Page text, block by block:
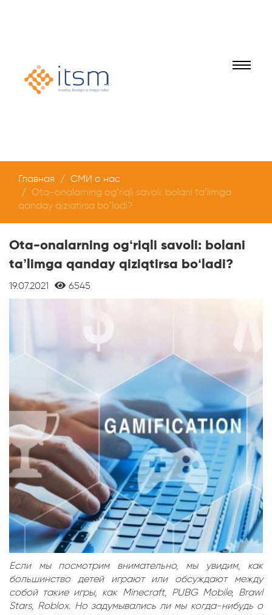
Главная
СМИ о нас
Ota-onalarning og‘riqli savoli: bolani ta’limga
qanday qiziqtirsa bo‘ladi?
Ota-onalarning og‘riqli savoli: bolani
ta’limga qanday qiziqtirsa bo‘ladi?
19.07.2021 6545
Если мы посмотрим внимательно, мы увидим, как
большинство детей играют или обсуждают между
собой такие игры, как Minecraft, PUBG Mobile, Brawl
Stars, Roblox. Но задумывались ли мы когда-нибудь о